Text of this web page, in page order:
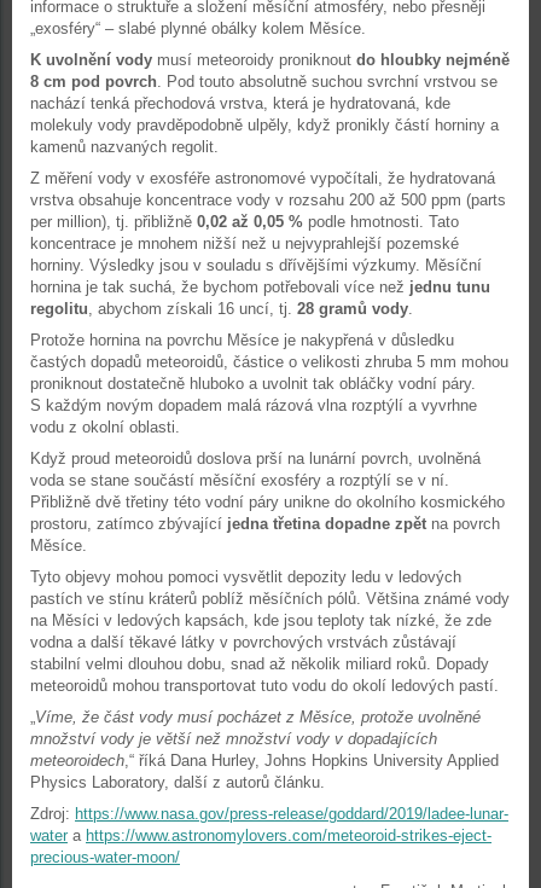
informace o struktuře a složení měsíční atmosféry, nebo přesněji
„exosféry“ – slabé plynné obálky kolem Měsíce.
K uvolnění vody musí meteoroidy proniknout do hloubky nejméně
8 cm pod povrch. Pod touto absolutně suchou svrchní vrstvou se
nachází tenká přechodová vrstva, která je hydratovaná, kde
molekuly vody pravděpodobně ulpěly, když pronikly částí horniny a
kamenů nazvaných regolit.
Z měření vody v exosféře astronomové vypočítali, že hydratovaná
vrstva obsahuje koncentrace vody v rozsahu 200 až 500 ppm (parts
per million), tj. přibližně 0,02 až 0,05 % podle hmotnosti. Tato
koncentrace je mnohem nižší než u nejvyprahlejší pozemské
horniny. Výsledky jsou v souladu s dřívějšími výzkumy. Měsíční
hornina je tak suchá, že bychom potřebovali více než jednu tunu
regolitu, abychom získali 16 uncí, tj. 28 gramů vody.
Protože hornina na povrchu Měsíce je nakypřená v důsledku
častých dopadů meteoroidů, částice o velikosti zhruba 5 mm mohou
proniknout dostatečně hluboko a uvolnit tak obláčky vodní páry.
S každým novým dopadem malá rázová vlna rozptýlí a vyvrhne
vodu z okolní oblasti.
Když proud meteoroidů doslova prší na lunární povrch, uvolněná
voda se stane součástí měsíční exosféry a rozptýlí se v ní.
Přibližně dvě třetiny této vodní páry unikne do okolního kosmického
prostoru, zatímco zbývající jedna třetina dopadne zpět na povrch
Měsíce.
Tyto objevy mohou pomoci vysvětlit depozity ledu v ledových
pastích ve stínu kráterů poblíž měsíčních pólů. Většina známé vody
na Měsíci v ledových kapsách, kde jsou teploty tak nízké, že zde
vodna a další těkavé látky v povrchových vrstvách zůstávají
stabilní velmi dlouhou dobu, snad až několik miliard roků. Dopady
meteoroidů mohou transportovat tuto vodu do okolí ledových pastí.
„Víme, že část vody musí pocházet z Měsíce, protože uvolněné
množství vody je větší než množství vody v dopadajících
meteoroidech,“ říká Dana Hurley, Johns Hopkins University Applied
Physics Laboratory, další z autorů článku.
Zdroj: https://www.nasa.gov/press-release/goddard/2019/ladee-lunar-
water a https://www.astronomylovers.com/meteoroid-strikes-eject-
precious-water-moon/